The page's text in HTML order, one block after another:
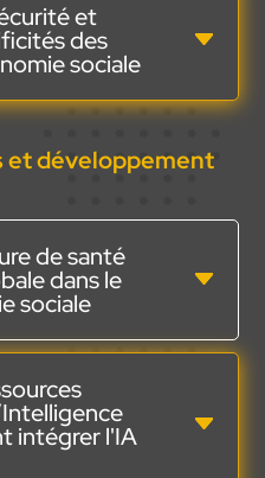
et
des
sociale
et développement
de santé
dans le
sociale
intégrer l'IA